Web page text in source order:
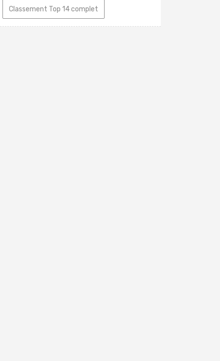
Classement Top 14 complet